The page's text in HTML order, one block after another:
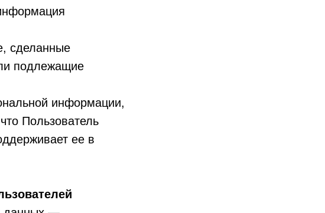
сделанные
подлежащие
информации,
Пользователь
ее в